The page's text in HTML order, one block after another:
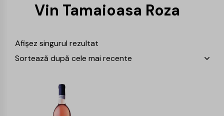
Vin Tamaioasa Roza
Afișez singurul rezultat